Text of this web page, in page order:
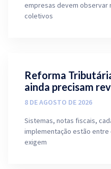
empresas devem observar
coletivos
Reforma
ainda precisam
8 DE AGOSTO DE 2026
Sistemas, notas fiscais,
implementação estão
exigem